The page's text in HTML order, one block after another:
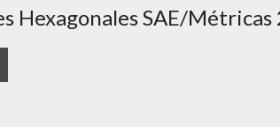
Hexagonales SAE/Métricas